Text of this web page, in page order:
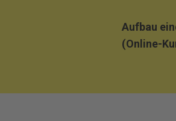
Aufbau
(Online-